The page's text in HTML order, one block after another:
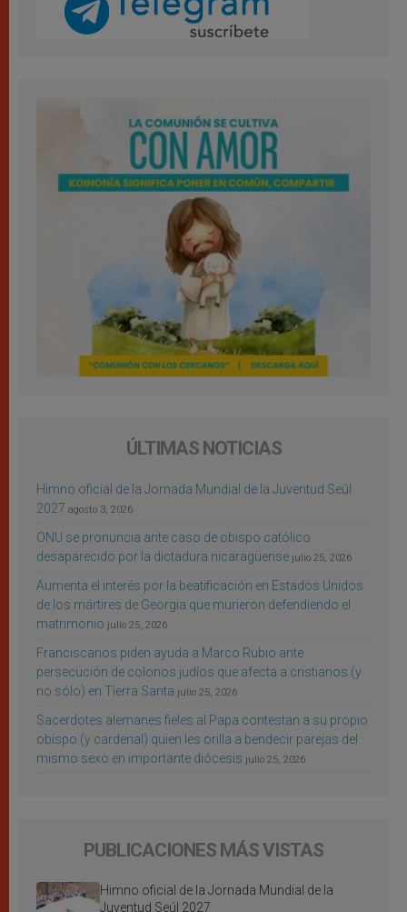
ÚLTIMAS NOTICIAS
Himno oficial de la Jornada Mundial de la Juventud Seúl
2027 agosto 3, 2026
ONU se pronuncia ante caso de obispo católico
desaparecido por la dictadura nicaragüense julio 25, 2026
Aumenta el interés por la beatificación en Estados Unidos
de los mártires de Georgia que murieron defendiendo el
matrimonio julio 25, 2026
Franciscanos piden ayuda a Marco Rubio ante
persecución de colonos judíos que afecta a cristianos (y
no sólo) en Tierra Santa julio 25, 2026
Sacerdotes alemanes fieles al Papa contestan a su propio
obispo (y cardenal) quien les orilla a bendecir parejas del
mismo sexo en importante diócesis julio 25, 2026
PUBLICACIONES MÁS VISTAS
Himno oficial de la Jornada Mundial de la
Juventud Seúl 2027